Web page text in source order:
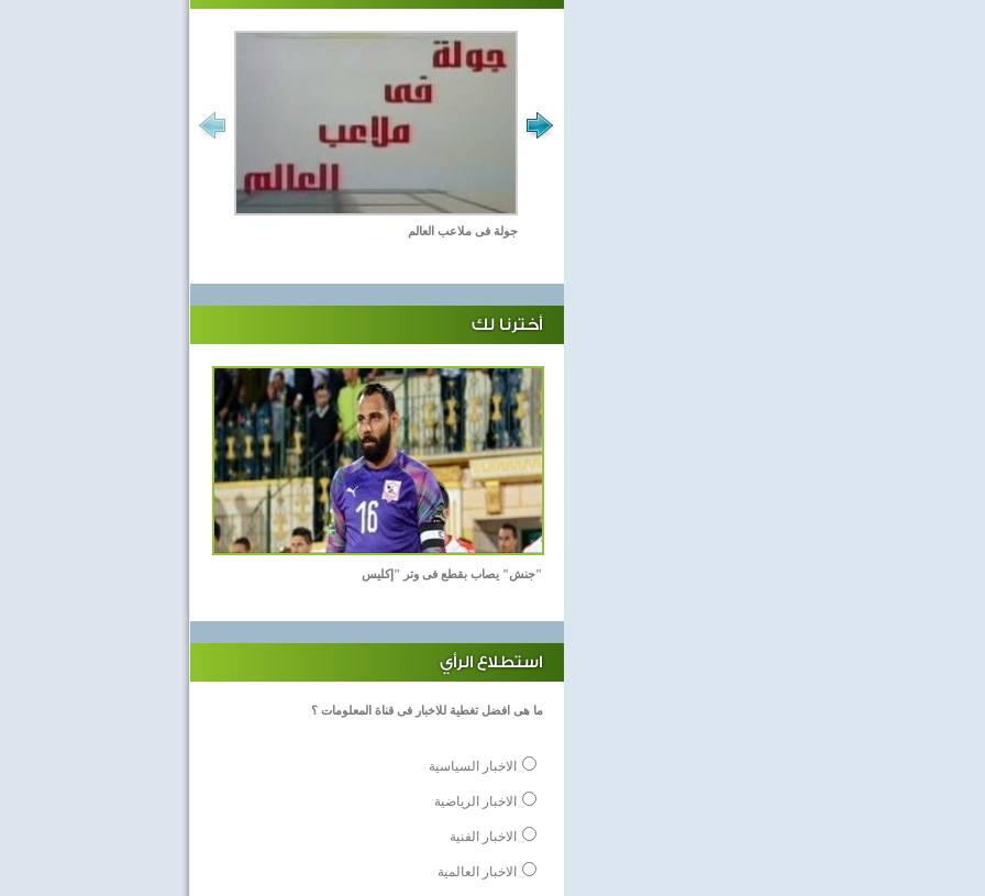
جولة فى ملاعب العالم
أخترنا لك
"جنش" يصاب بقطع فى وتر "إكليس
استطلاع الرأي
ما هى افضل تغطية للاخبار فى قناة المعلومات ؟
الاخبار السياسية
الاخبار الرياضية
الاخبار الفنية
الاخبار العالمية